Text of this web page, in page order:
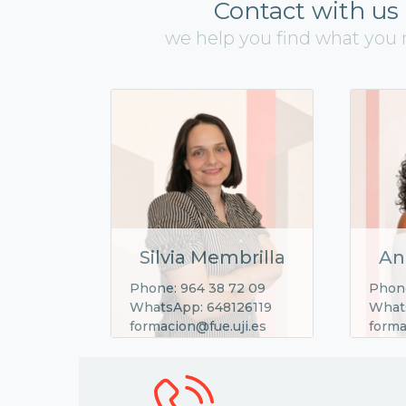
Contact with us
we help you find what you
Silvia Membrilla
Phone: 964 38 72 09
WhatsApp: 648126119
formacion@fue.uji.es